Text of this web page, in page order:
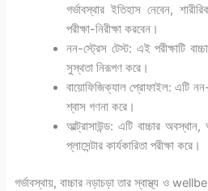
গর্ভাবস্থার ইতিহাস নেবেন,
পরীক্ষা-নিরীক্ষা করবেন।
নন-স্ট্রেস টেস্ট: এই পরীক্ষাটি
সুস্থতা নিরূপণ করে।
বায়োফিজিক্যাল প্রোফাইল: এটি নন-
শ্বাস গণনা করে।
আল্ট্রাসাউন্ড: এটি বাচ্চার
প্লাসেন্টার কার্যকারিতা পরীক্ষা করে।
গর্ভাবস্থায়, বাচ্চার নড়াচড়া তার স্বাস্থ্য ও